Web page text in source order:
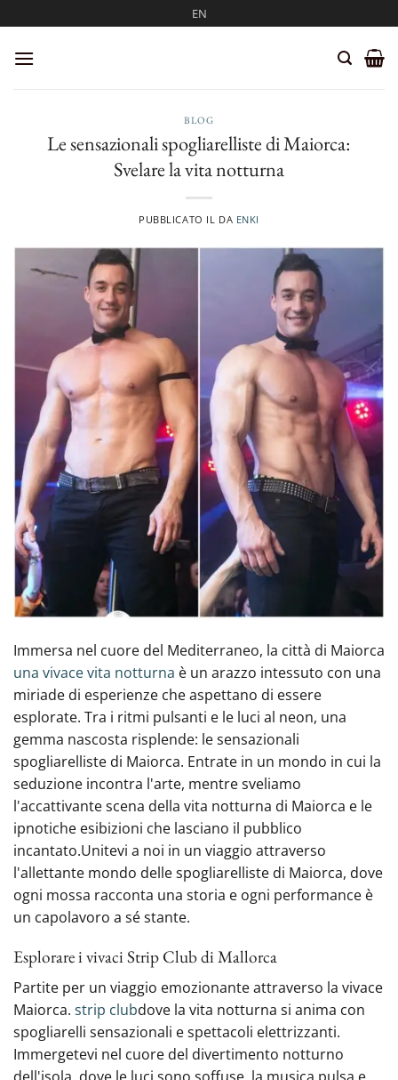
ai
contenuti
EN
BLOG
Le sensazionali spogliarelliste di Maiorca:
Svelare la vita notturna
PUBBLICATO IL DA ENKI
Immersa nel cuore del Mediterraneo, la città di Maiorca
una vivace vita notturna è un arazzo intessuto con una
miriade di esperienze che aspettano di essere
‍esplorate. Tra i ritmi pulsanti e le luci al neon, una
gemma nascosta risplende: le sensazionali
spogliarelliste di Maiorca. Entrate in un mondo in cui la
seduzione incontra l'arte, mentre sveliamo
l'accattivante scena della vita notturna di Maiorca e le
ipnotiche esibizioni che lasciano il pubblico
incantato.Unitevi a noi in un viaggio attraverso
l'allettante mondo delle spogliarelliste di Maiorca, dove
ogni mossa racconta una storia e ogni performance è
un capolavoro a sé stante.
Esplorare i vivaci Strip Club di Mallorca
Partite per un viaggio emozionante attraverso la vivace
Maiorca. strip clubdove la vita notturna si anima con
spogliarelli sensazionali e spettacoli elettrizzanti.
Immergetevi nel cuore del divertimento notturno